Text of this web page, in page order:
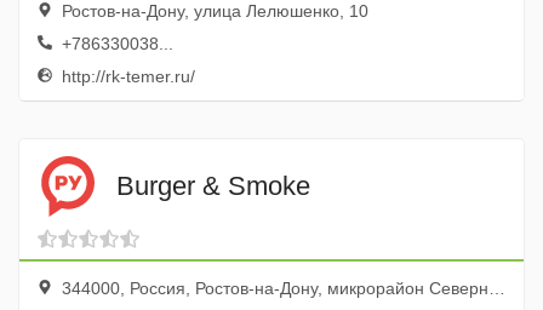
Ростов-на-Дону, улица Лелюшенко, 10
+786330038...
http://rk-temer.ru/
Burger & Smoke
344000, Россия, Ростов-на-Дону, микрорайон Северный, проспект Космонавтов, 14Б